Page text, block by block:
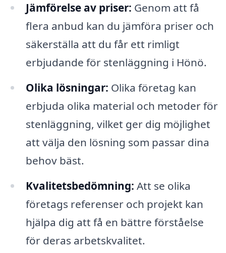
Jämförelse av priser: Genom att få
flera anbud kan du jämföra priser och
säkerställa att du får ett rimligt
erbjudande för stenläggning i Hönö.
Olika lösningar: Olika företag kan
erbjuda olika material och metoder för
stenläggning, vilket ger dig möjlighet
att välja den lösning som passar dina
behov bäst.
Kvalitetsbedömning: Att se olika
företags referenser och projekt kan
hjälpa dig att få en bättre förståelse
för deras arbetskvalitet.